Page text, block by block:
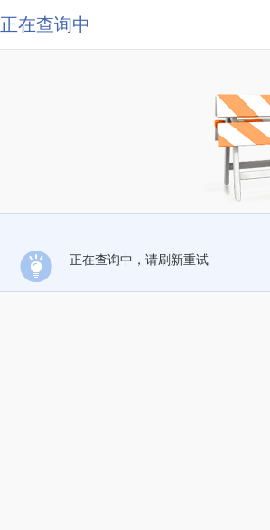
正在查询中
正在查询中，请刷新重试